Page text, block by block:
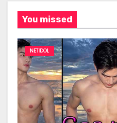
You missed
NETIDOL